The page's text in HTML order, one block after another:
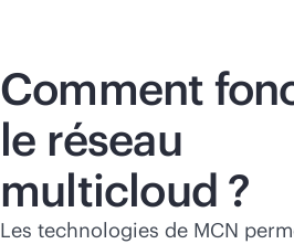
Comment
le réseau
multicloud ?
Les technologies de MCN